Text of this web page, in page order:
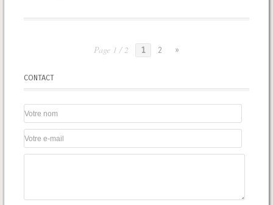
Page 1 / 2 1 2 »
CONTACT